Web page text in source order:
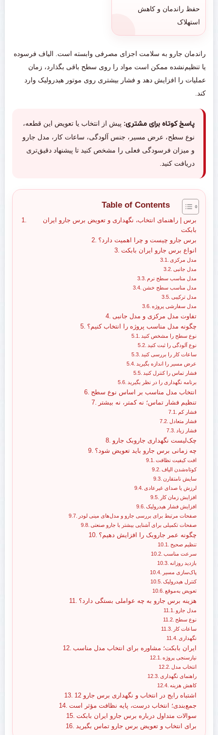
حفظ راندمان و کاهش
استهلاک
راندمان جارو به سلامت اجزای مصرفی وابسته است. الیاف فرسوده
یا تنظیم‌نشده ممکن است مواد را روی سطح باقی بگذارد، زمان
عملیات را افزایش دهد و فشار بیشتری روی موتور هیدرولیک وارد
کند.
پاسخ کوتاه برای مشتری: پیش از انتخاب یا تعویض این قطعه،
نوع سطح، عرض مسیر، جنس آلودگی، ساعات کار، مدل جارو
و میزان فرسودگی فعلی را مشخص کنید تا پیشنهاد دقیق‌تری
دریافت کنید.
Table of Contents
برس | راهنمای انتخاب، نگهداری و تعویض برس جارو ایران
بابکت
برس جارو چیست و چرا اهمیت دارد؟
انواع برس جارو ایران بابکت
مدل مرکزی
مدل جانبی
مدل مناسب سطح نرم
مدل مناسب سطح خشن
مدل ترکیبی
مدل سفارشی پروژه
تفاوت مدل مرکزی و مدل جانبی
چگونه مدل مناسب پروژه را انتخاب کنیم؟
نوع سطح را مشخص کنید
نوع آلودگی را ثبت کنید
ساعات کار را بررسی کنید
عرض مسیر را اندازه بگیرید
فشار تماس را کنترل کنید
برنامه نگهداری را در نظر بگیرید
انتخاب مدل مناسب بر اساس نوع سطح
تنظیم فشار تماس؛ نه کمتر، نه بیشتر
فشار کم
فشار متعادل
فشار زیاد
چک‌لیست نگهداری جاروبک جارو
چه زمانی برس جارو باید تعویض شود؟
افت کیفیت نظافت
کوتاه‌شدن الیاف
سایش نامتقارن
لرزش یا صدای غیرعادی
افزایش زمان کار
افزایش فشار هیدرولیک
صفحات مرتبط برای بررسی جارو و مدل‌های مینی لودر
صفحات تکمیلی برای آشنایی بیشتر با جارو صنعتی
چگونه عمر جاروبک را افزایش دهیم؟
تنظیم صحیح
سرعت مناسب
بازدید روزانه
پاک‌سازی مسیر
کنترل هیدرولیک
تعویض به‌موقع
هزینه برس جارو به چه عواملی بستگی دارد؟
مدل جارو
نوع سطح
ساعات کار
نگهداری
ایران بابکت؛ مشاوره برای انتخاب مدل مناسب
نیازسنجی پروژه
انتخاب مدل
راهنمای نگهداری
کاهش هزینه
12 اشتباه رایج در انتخاب و نگهداری برس جارو
جمع‌بندی؛ انتخاب درست، پایه نظافت مؤثر است
سوالات متداول درباره برس جارو ایران بابکت
برای انتخاب و تعویض برس جارو تماس بگیرید